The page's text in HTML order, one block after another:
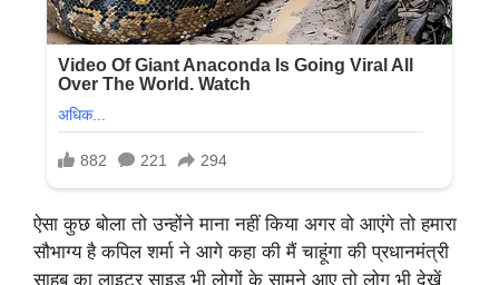
ऐसा कुछ बोला तो उन्होंने माना नहीं किया अगर वो आएंगे तो हमारा
सौभाग्य है कपिल शर्मा ने आगे कहा की मैं चाहूंगा की प्रधानमंत्री
साहब का लाइटर साइड भी लोगों के सामने आए तो लोग भी देखें